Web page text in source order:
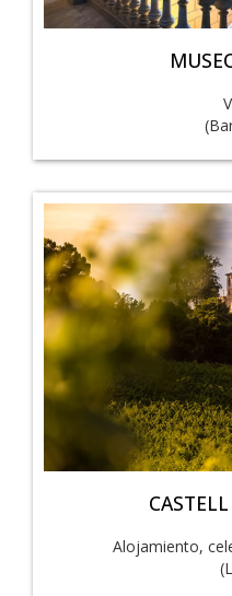
Alojamiento,